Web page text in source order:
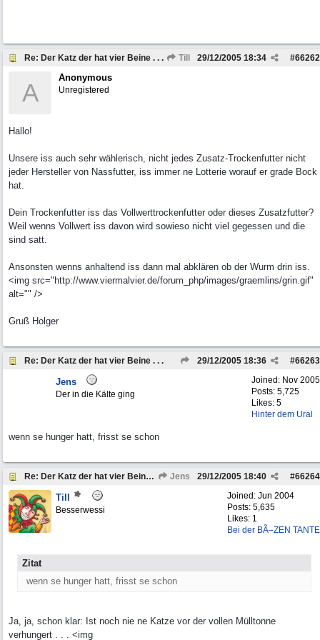
Re: Der Katz der hat vier Beine . . . Till #66262
29/12/2005 18:34
A
Anonymous
Unregistered
Hallo!
Unsere iss auch sehr wählerisch, nicht jedes Zusatz-Trockenfutter nicht
jeder Hersteller von Nassfutter, iss immer ne Lotterie worauf er grade Bock
hat.
Dein Trockenfutter iss das Vollwerttrockenfutter oder dieses Zusatzfutter?
Weil wenns Vollwert iss davon wird sowieso nicht viel gegessen und die
sind satt.
Ansonsten wenns anhaltend iss dann mal abklären ob der Wurm drin iss.
<img src="http://www.viermalvier.de/forum_php/images/graemlins/grin.gif"
alt="" />
Gruß Holger
Re: Der Katz der hat vier Beine . . . #66263
29/12/2005 18:36
Joined: Nov 2005
Posts: 5,725
Likes: 5
Hinter dem Ural
Jens
Der in die Kälte ging
wenn se hunger hatt, frisst se schon
Re: Der Katz der hat vier Beine . . . Jens #66264
29/12/2005 18:40
Joined: Jun 2004
Posts: 5,635
Likes: 1
Bei der BÃ–ZEN TANTE
Till
Besserwessi
Zitat
wenn se hunger hatt, frisst se schon
Ja, ja, schon klar: Ist noch nie ne Katze vor der vollen Mülltonne
verhungert . . . <img